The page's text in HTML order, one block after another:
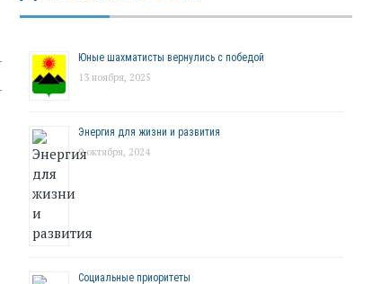
Юные шахматисты вернулись с победой
13 ноября, 2025
Энергия для жизни и развития
9 октября, 2024
Социальные приоритеты